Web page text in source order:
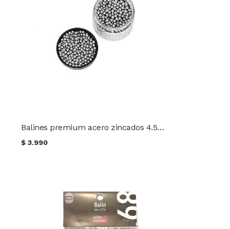
Balines premium acero zincados 4.5mm TEC 500 unidades
$3.990